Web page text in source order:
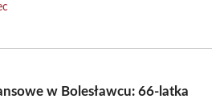
w Bolesławcu: 66-latka